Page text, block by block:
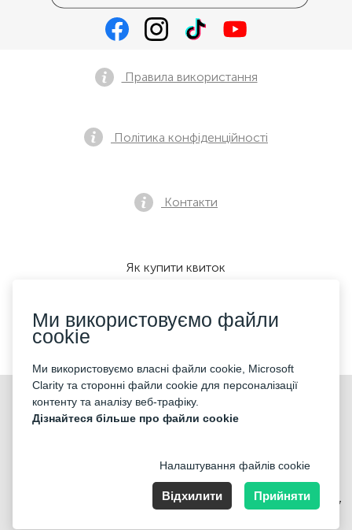
©2026 «KONTRAMARKA OÜ» Всі права захищені
Правила використання
Політика конфіденційності
Контакти
Як купити квиток
Ми приймаємо:
Harju maakond, Tallinn, Kesklinna linnaosa, Pärnu mnt 139b, 11317
Ми використовуємо файли
cookie
Ми використовуємо власні файли cookie, Microsoft
Clarity та сторонні файли cookie для персоналізації
контенту та аналізу веб-трафіку.
Дізнайтеся більше про файли cookie
Налаштування файлів cookie
Відхилити Прийняти